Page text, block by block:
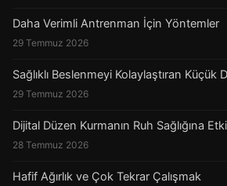
Daha Verimli Antrenman İçin Yöntemler
29 Temmuz 2026
Sağlıklı Beslenmeyi Kolaylaştıran Küçük
29 Temmuz 2026
Dijital Düzen Kurmanın Ruh Sağlığına
28 Temmuz 2026
Hafif Ağırlık ve Çok Tekrar Çalışmak